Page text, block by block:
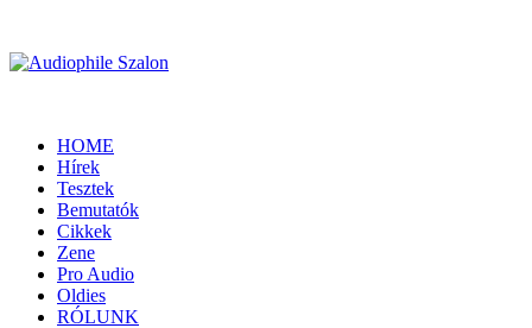
HOME
Hírek
Tesztek
Bemutatók
Cikkek
Zene
Pro Audio
Oldies
RÓLUNK